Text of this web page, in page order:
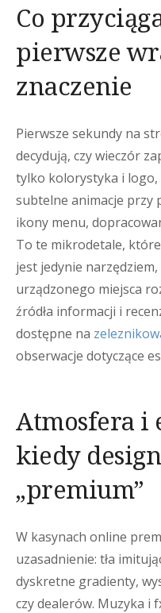
Co
pierwsze
znaczenie
Pierwsze sekundy na
decydują, czy wieczór
tylko kolorystyka i
subtelne animacje przy
ikony menu,
To te mikrodetale,
jest jedynie
urządzonego miejsca
źródła informacji i
dostępne na
obserwacje dotyczące
Atmosfera i
kiedy
„premium”
W kasynach online
uzasadnienie: tła
dyskretne gradienty,
czy dealerów. Muzyka i